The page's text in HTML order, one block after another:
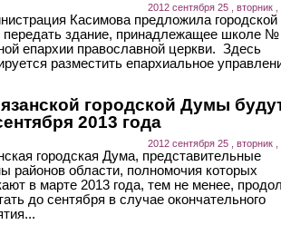
2012 сентября 25 , вторник ,
Касимова предложила городской
здание, принадлежащее школе №
епархии православной церкви. Здесь
разместить епархиальное
городской Думы
2013 года
2012 сентября 25 , вторник ,
городская Дума, представительные
районов области, полномочия которых
в марте 2013 года, тем не менее,
до сентября в случае окончательного